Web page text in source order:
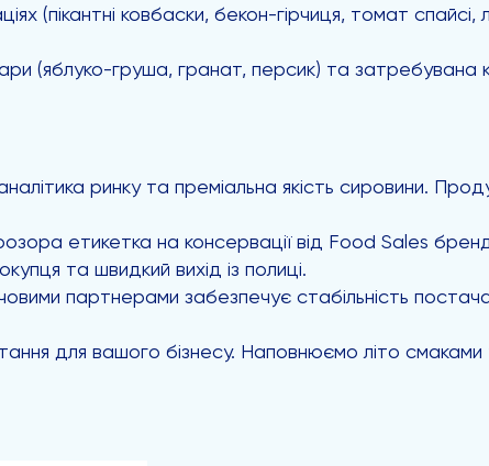
(пікантні ковбаски, бекон-гірчиця, томат спайсі,
(яблуко-груша, гранат, персик) та затребувана
ринку та преміальна якість сировини.
етикетка на консервації від Food Sales
та швидкий вихід із полиці.
партнерами забезпечує стабільність
для вашого бізнесу. Наповнюємо літо